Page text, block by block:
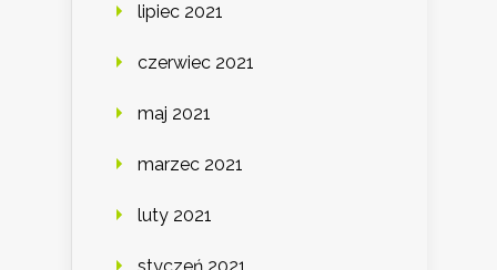
lipiec 2021
czerwiec 2021
maj 2021
marzec 2021
luty 2021